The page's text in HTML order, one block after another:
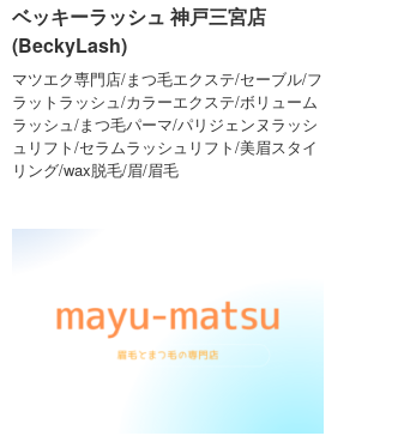
ベッキーラッシュ 神戸三宮店
(BeckyLash)
マツエク専門店/まつ毛エクステ/セーブル/フ
ラットラッシュ/カラーエクステ/ボリューム
ラッシュ/まつ毛パーマ/パリジェンヌラッシ
ュリフト/セラムラッシュリフト/美眉スタイ
リング/wax脱毛/眉/眉毛